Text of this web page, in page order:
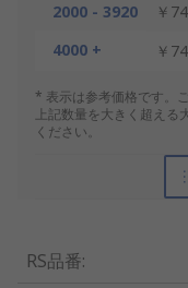
2000 - 3920
￥
4000 +
￥
* 表示は参考価格です。
上記数量を大きく超える
ください。
RS品番: